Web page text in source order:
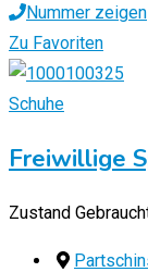
Nummer zeigen
Zu Favoriten
Schuhe
Freiwillige
Zustand